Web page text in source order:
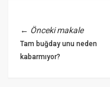
← Önceki makale
Tam buğday unu neden
kabarmıyor?